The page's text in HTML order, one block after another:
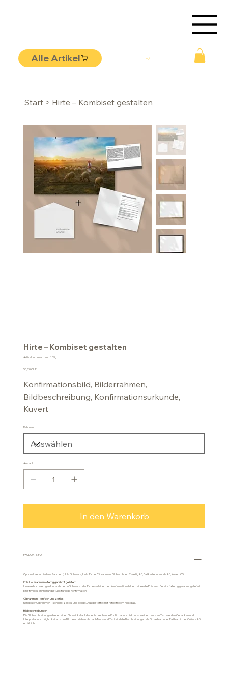
Alle Artikel Login
Start > Hirte – Kombiset gestalten
Hirte – Kombiset gestalten
Artikelnummer:
Artikelnummer:
kom159g
Preis
55,20 CHF
Konfirmationsbild, Bilderrahmen,
Bildbeschreibung, Konfirmationsurkunde,
Kuvert
Rahmen
Anzahl
In den Warenkorb
PRODUKTINFO
Optional: verschiedene Rahmen (Holz Schwarz, Holz Eiche, Cliprahmen, Bildbeschrieb 2-seitig A5, Faltkartenurkunde A5, Kuvert C5
Edle Holzrahmen – fertig gerahmt geliefert
Unsere hochwertigen Holzrahmen in Schwarz oder Eiche verleihen den Konfirmationsbildern eine edle Präsenz. Bereits fixfertig gerahmt geliefert.
Ein stilvolles Erinnerungsstück für jede Konfirmation.
Cliprahmen – einfach und zeitlos
Randloser Cliprahmen – schlicht, zeitlos und beliebt. Ausgestattet mit reflexfreiem Plexiglas.
Bildbeschreibungen
Die Bildbeschreibungen bieten einen Blickwinkel auf das entsprechende Konfirmationsbildmotiv. In einem kurzen Text werden Gedanken und
Interpretationsmöglichkeiten zum Bild beschrieben. Je nach Motiv und Text sind die Beschreibungen als Einzelblatt oder Faltblatt in der Grösse A5
erhältlich.